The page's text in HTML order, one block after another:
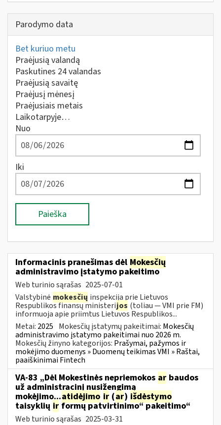
Parodymo data
Bet kuriuo metu
Praėjusią valandą
Paskutines 24 valandas
Praėjusią savaitę
Praėjusį mėnesį
Praėjusiais metais
Laikotarpyje…
Nuo
Iki
Paieška
Informacinis pranešimas dėl Mokesčių
administravimo įstatymo pakeitimo
Web turinio sąrašas 2025-07-01
Valstybinė mokesčių inspekcija prie Lietuvos
Respublikos finansų ministerijos (toliau — VMI prie FM)
informuoja apie priimtus Lietuvos Respublikos...
Metai: 2025 Mokesčių įstatymų pakeitimai: Mokesčių
administravimo įstatymo pakeitimai nuo 2026 m.
Mokesčių žinyno kategorijos: Prašymai, pažymos ir
mokėjimo duomenys » Duomenų teikimas VMI » Raštai,
paaiškinimai Fintech
VA-83 „Dėl Mokestinės nepriemokos ar baudos
už administracinį nusižengimą
mokėjimo...atidėjimo ir (ar) išdėstymo
taisyklių ir formų patvirtinimo“ pakeitimo“
Web turinio sąrašas 2025-03-31